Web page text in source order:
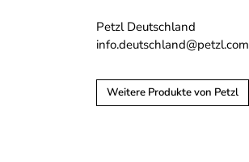
Petzl Deutschland
info.deutschland@petzl.com
Weitere Produkte von Petzl